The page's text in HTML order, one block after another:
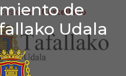
de
Udala
de
Euskera Castellano